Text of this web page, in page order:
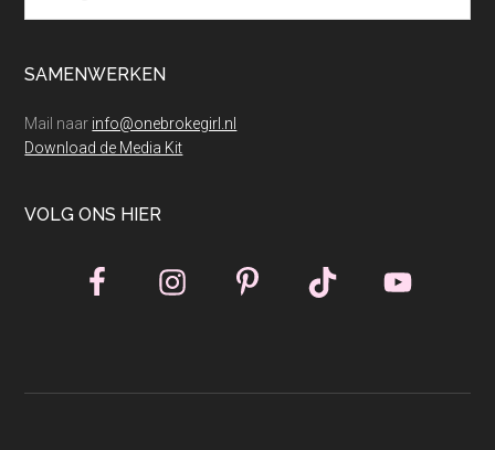
SAMENWERKEN
Mail naar info@onebrokegirl.nl
Download de Media Kit
VOLG ONS HIER